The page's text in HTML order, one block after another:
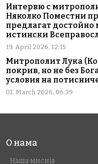
Интервю с
Няколко Поместни
предлагат достойно
истински
19. April 2026. 12:15
Митрополит Лука
покрив, но не без
условия на
01. March 2026. 06:39
О нама
Наша мисија